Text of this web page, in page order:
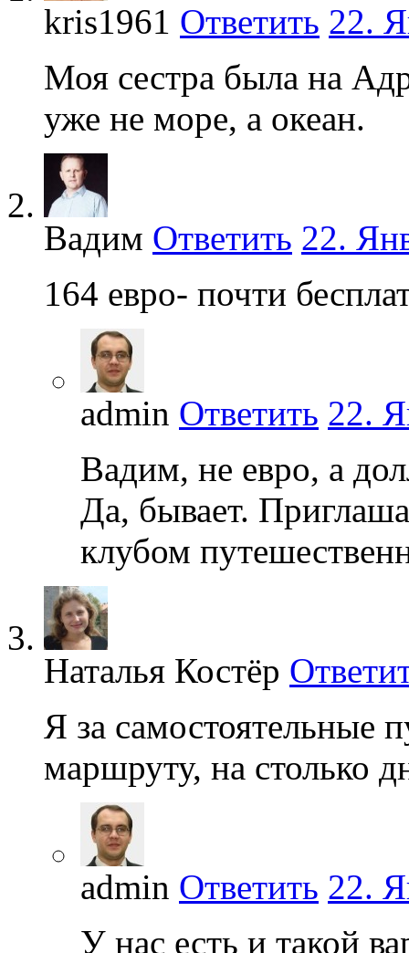
kris1961 Ответить 22.
Моя сестра была на
уже не море, а океан.
Вадим Ответить 22.
164 евро- почти
admin Ответить 22.
Вадим, не евро, а
Да, бывает.
клубом
Наталья Костёр
Я за самостоятельные
маршруту, на столько
admin Ответить 22.
У нас есть и такой